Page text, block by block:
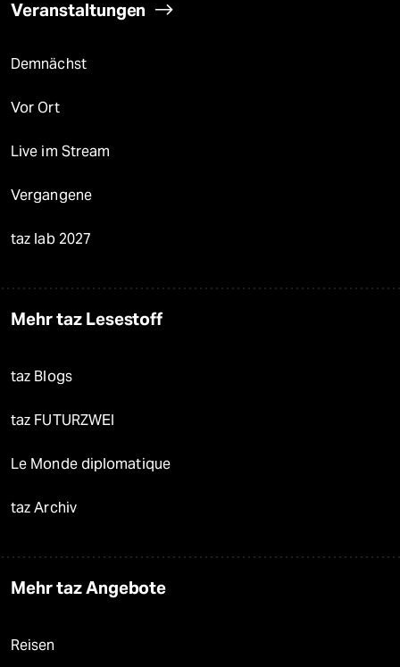
Veranstaltungen
Demnächst
Vor Ort
Live im Stream
Vergangene
taz lab 2027
Mehr taz Lesestoff
taz Blogs
taz FUTURZWEI
Le Monde diplomatique
taz Archiv
Mehr taz Angebote
Reisen